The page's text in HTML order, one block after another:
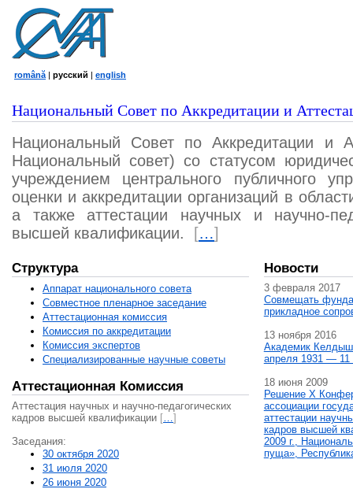
română | русский | english
Национальный Совет по Аккредитации и
Национальный Совет по Аккредитации и
Национальный совет) со статусом
учреждением центрального публичного
оценки и аккредитации организаций в
а также аттестации научных и научно-
высшей квалификации.
[…]
Структура
Аппарат национального совета
Совместное пленарное заседание
Аттестационная комисcия
Комиссия по аккредитации
Комиссия экспертов
Специализированные научные советы
Аттестационная Комиссия
Аттестация научных и научно-педагогических
кадров высшей квалификации […]
Заседания:
30 октября 2020
31 июля 2020
26 июня 2020
Новости
3 февраля 2017
Совмещать
прикладное
13 ноября 2016
Академик
апреля 1931 — 11
18 июня 2009
Решение X
ассоциации
аттестации
кадров высшей
2009 г.,
пуща»,